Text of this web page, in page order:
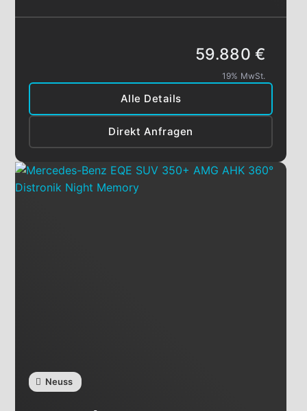
Alle Details
Direkt Anfragen
59.880 €
19% MwSt.
Neuss